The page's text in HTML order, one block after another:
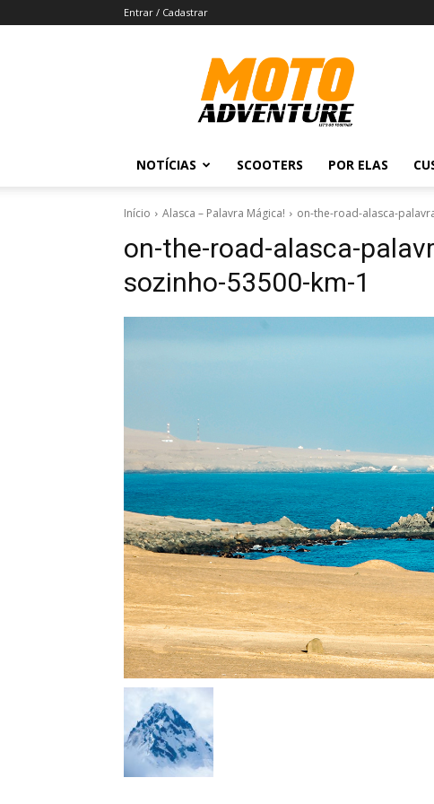
Entrar / Cadastrar
Revista
Moto
Adventure
NOTÍCIAS SCOOTERS POR ELAS
Início Alasca – Palavra Mágica! on-the-road-alasca-
on-the-road-alasca-
sozinho-53500-km-1